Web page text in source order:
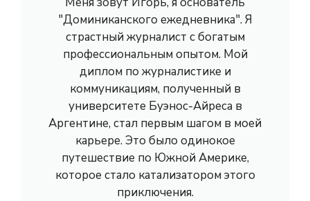
"Доминиканского ежедневника". Я
страстный журналист с богатым
профессиональным опытом. Мой
диплом по журналистике и
коммуникациям, полученный в
университете Буэнос-Айреса в
Аргентине, стал первым шагом в моей
карьере. Это было одинокое
путешествие по Южной Америке,
которое стало катализатором этого
приключения.